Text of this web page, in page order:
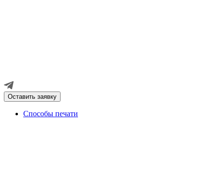
Оставить заявку
Способы печати